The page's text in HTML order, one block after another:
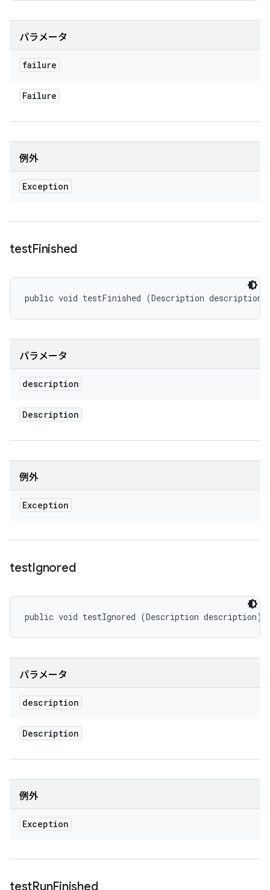
パラメータ
failure
Failure
例外
Exception
testFinished
public void testFinished (Description description)
パラメータ
description
Description
例外
Exception
testIgnored
public void testIgnored (Description description)
パラメータ
description
Description
例外
Exception
testRunFinished